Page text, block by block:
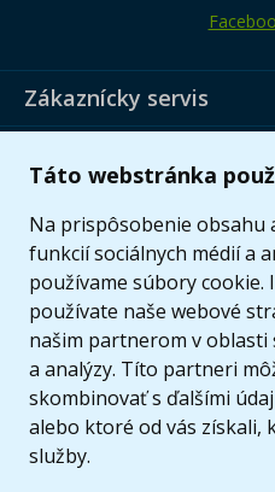
Táto webstránka
Na prispôsobenie obsahu
funkcií sociálnych médií a
používame súbory cookie.
používate naše webové
našim partnerom v oblasti
a analýzy. Títo partneri
skombinovať s ďalšími
alebo ktoré od vás získali,
služby.
Zákaznícky servis